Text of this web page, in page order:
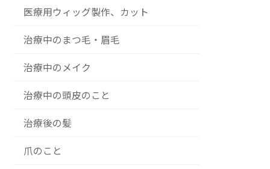
医療用ウィッグ製作、カット
治療中のまつ毛・眉毛
治療中のメイク
治療中の頭皮のこと
治療後の髪
爪のこと